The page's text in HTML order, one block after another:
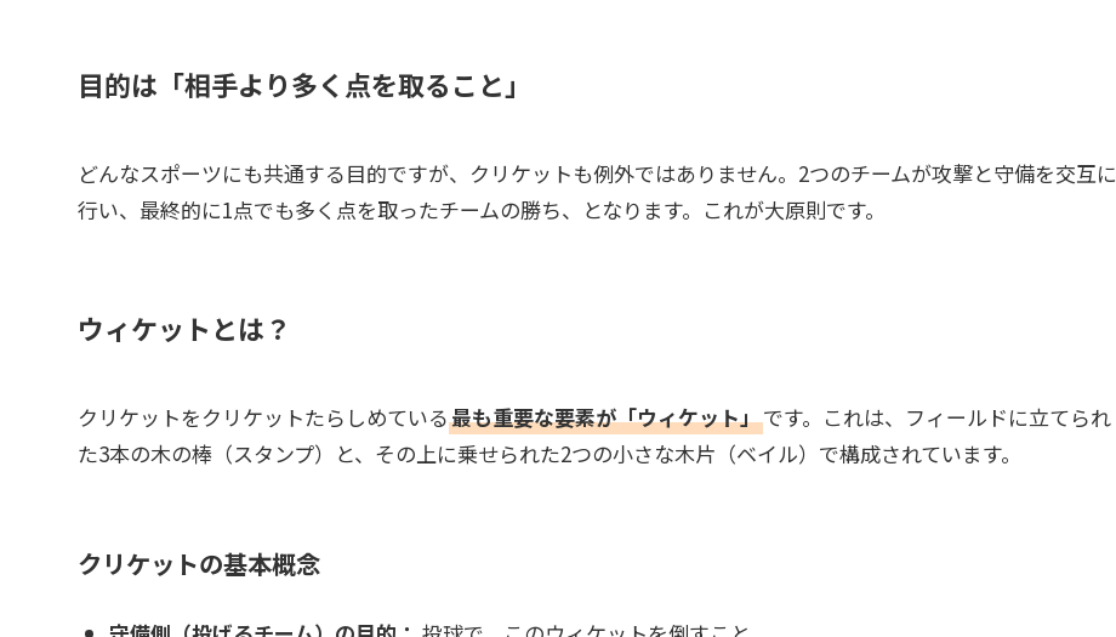
目的は「相手より多く点を取ること」
どんなスポーツにも共通する目的ですが、クリケットも例外ではありません。2つのチームが攻撃と守備を交互に
行い、最終的に1点でも多く点を取ったチームの勝ち、となります。これが大原則です。
ウィケットとは？
クリケットをクリケットたらしめている最も重要な要素が「ウィケット」です。これは、フィールドに立てられ
た3本の木の棒（スタンプ）と、その上に乗せられた2つの小さな木片（ベイル）で構成されています。
クリケットの基本概念